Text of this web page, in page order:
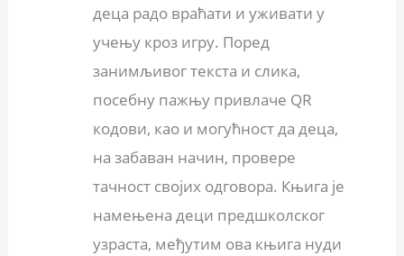
деца радо враћати и уживати у
учењу кроз игру. Поред
занимљивог текста и слика,
посебну пажњу привлаче QR
кодови, као и могућност да деца,
на забаван начин, провере
тачност својих одговора. Књига је
намењена деци предшколског
узраста, међутим ова књига нуди